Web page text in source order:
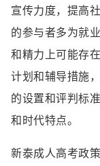
宣传力度，提高
的参与者多为就
和精力上可能存
计划和辅导措施
的设置和评判标
和时代特点。
新泰成人高考政